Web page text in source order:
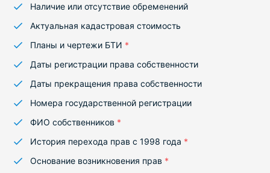
Наличие или отсутствие обременений
Актуальная кадастровая стоимость
Планы и чертежи БТИ *
Даты регистрации права собственности
Даты прекращения права собственности
Номера государственной регистрации
ФИО собственников *
История перехода прав с 1998 года *
Основание возникновения прав *